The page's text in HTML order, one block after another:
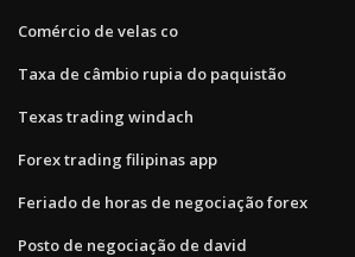
Comércio de velas co
Taxa de câmbio rupia do paquistão
Texas trading windach
Forex trading filipinas app
Feriado de horas de negociação forex
Posto de negociação de david